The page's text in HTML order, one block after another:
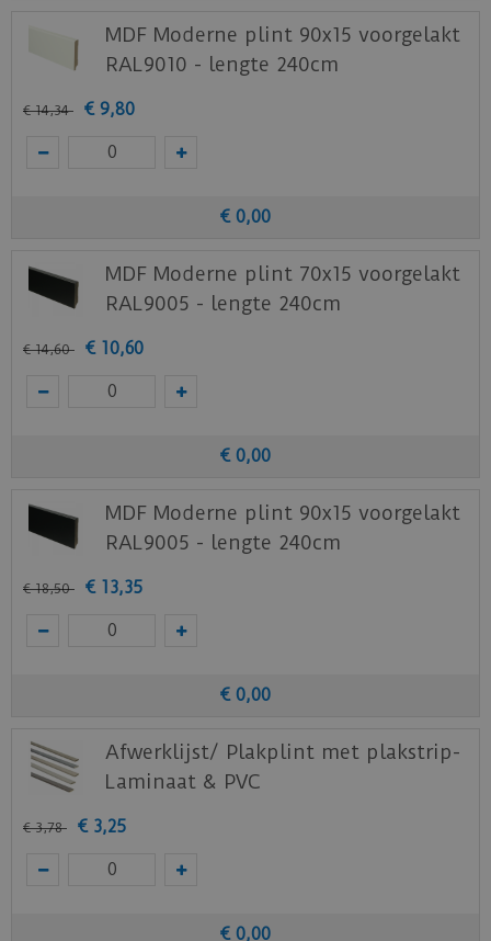
MDF Moderne plint 90x15 voorgelakt
RAL9010 - lengte 240cm
€ 14,34 € 9,80
€ 0,00
MDF Moderne plint 70x15 voorgelakt
RAL9005 - lengte 240cm
€ 14,60 € 10,60
€ 0,00
MDF Moderne plint 90x15 voorgelakt
RAL9005 - lengte 240cm
€ 18,50 € 13,35
€ 0,00
Afwerklijst/ Plakplint met plakstrip-
Laminaat & PVC
€ 3,78 € 3,25
€ 0,00